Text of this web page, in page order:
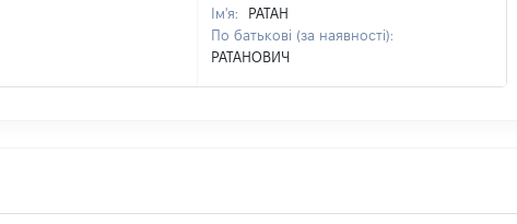
Ім'я:
РАТАН
По батькові (за наявності):
РАТАНОВИЧ